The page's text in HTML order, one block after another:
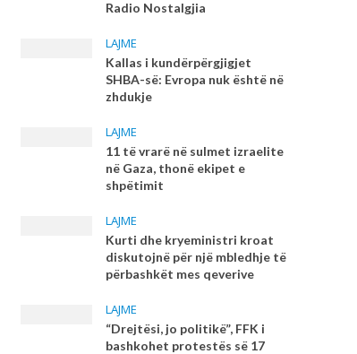
Radio Nostalgjia
LAJME
Kallas i kundërpërgjigjet
SHBA-së: Evropa nuk është në
zhdukje
LAJME
11 të vrarë në sulmet izraelite
në Gaza, thonë ekipet e
shpëtimit
LAJME
Kurti dhe kryeministri kroat
diskutojnë për një mbledhje të
përbashkët mes qeverive
LAJME
“Drejtësi, jo politikë”, FFK i
bashkohet protestës së 17